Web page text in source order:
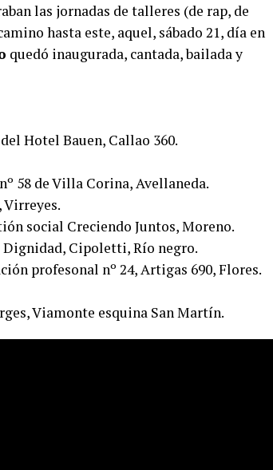
las jornadas de talleres (de rap, de
hasta este, aquel, sábado 21, día en
quedó inaugurada, cantada, bailada y
Hotel Bauen, Callao 360.
58 de Villa Corina, Avellaneda.
Virreyes.
social Creciendo Juntos, Moreno.
Cipoletti, Río negro.
profesonal nº 24, Artigas 690, Flores.
Viamonte esquina San Martín.